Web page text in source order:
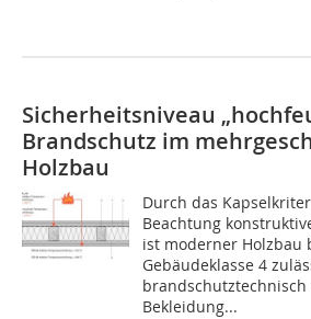
Sicherheitsniveau
Brandschutz im
Holzbau
Durch das
Beachtung
ist moderner Holzbau
Gebäudeklasse 4
brandschutztechnisch
Bekleidung...